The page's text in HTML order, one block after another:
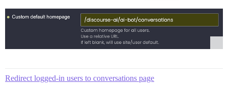
Redirect logged-in users to conversations page